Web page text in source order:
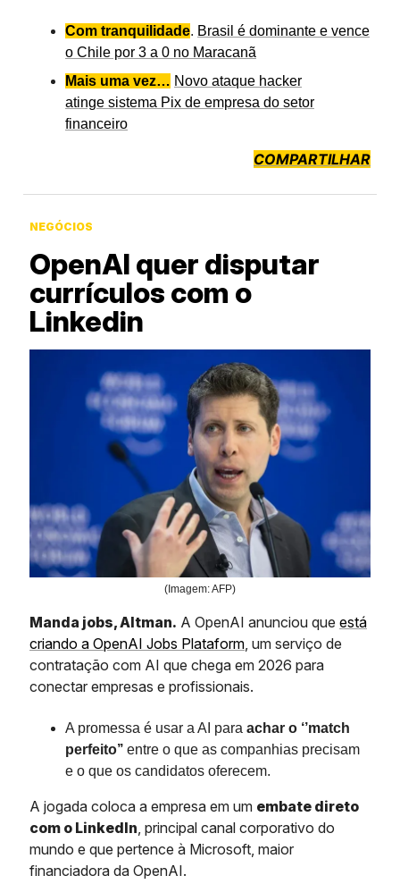
Com tranquilidade. Brasil é dominante e vence
o Chile por 3 a 0 no Maracanã
Mais uma vez… Novo ataque hacker
atinge sistema Pix de empresa do setor
financeiro
COMPARTILHAR
NEGÓCIOS
OpenAI quer disputar
currículos com o
Linkedin
(Imagem: AFP)
Manda jobs, Altman. A OpenAI anunciou que está
criando a OpenAI Jobs Plataform , um serviço de
contratação com AI que chega em 2026 para
conectar empresas e profissionais.
A promessa é usar a AI para achar o ‘’match
perfeito’’ entre o que as companhias precisam
e o que os candidatos oferecem.
A jogada coloca a empresa em um embate direto
com o LinkedIn , principal canal corporativo do
mundo e que pertence à Microsoft, maior
financiadora da OpenAI.